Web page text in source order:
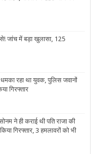
जांच में बड़ा खुलासा, 125
रहा था युवक, पुलिस जवानों
गिरफ्तार
ने ही कराई थी पति राजा की
गिरफ्तार, 3 हमलावरों को भी